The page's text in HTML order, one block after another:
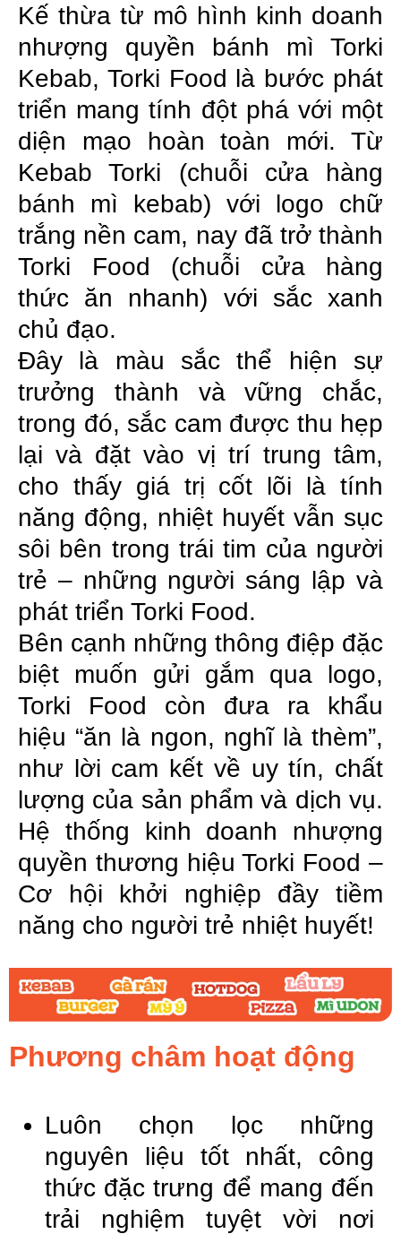
Kế thừa từ mô hình kinh doanh
nhượng quyền bánh mì Torki
Kebab, Torki Food là bước phát
triển mang tính đột phá với một
diện mạo hoàn toàn mới. Từ
Kebab Torki (chuỗi cửa hàng
bánh mì kebab) với logo chữ
trắng nền cam, nay đã trở thành
Torki Food (chuỗi cửa hàng
thức ăn nhanh) với sắc xanh
chủ đạo.
Đây là màu sắc thể hiện sự
trưởng thành và vững chắc,
trong đó, sắc cam được thu hẹp
lại và đặt vào vị trí trung tâm,
cho thấy giá trị cốt lõi là tính
năng động, nhiệt huyết vẫn sục
sôi bên trong trái tim của người
trẻ – những người sáng lập và
phát triển Torki Food.
Bên cạnh những thông điệp đặc
biệt muốn gửi gắm qua logo,
Torki Food còn đưa ra khẩu
hiệu “ăn là ngon, nghĩ là thèm”,
như lời cam kết về uy tín, chất
lượng của sản phẩm và dịch vụ.
Hệ thống kinh doanh nhượng
quyền thương hiệu Torki Food –
Cơ hội khởi nghiệp đầy tiềm
năng cho người trẻ nhiệt huyết!
Phương châm hoạt động
Luôn chọn lọc những
nguyên liệu tốt nhất, công
thức đặc trưng để mang đến
trải nghiệm tuyệt vời nơi